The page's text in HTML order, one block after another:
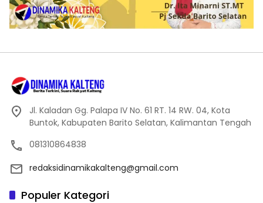
Jl. Kaladan Gg. Palapa IV No. 61 RT. 14 RW. 04, Kota
Buntok, Kabupaten Barito Selatan, Kalimantan Tengah
081310864838
redaksidinamikakalteng@gmail.com
Populer Kategori